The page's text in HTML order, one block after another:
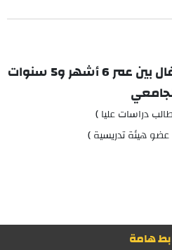
الاختلاج الحروري عند الأطفال بين عمر 6 أشهر و5 سنوات
دراسات عليا )
هيئة تدريسية )
هامة